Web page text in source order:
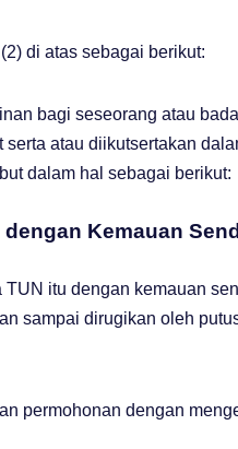
di atas sebagai berikut:
bagi seseorang atau
atau diikutsertakan
dalam hal sebagai berikut:
Kemauan
itu dengan kemauan
sampai dirugikan oleh
permohonan dengan